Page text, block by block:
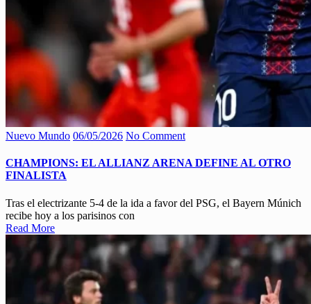
Nuevo Mundo 06/05/2026 No Comment
CHAMPIONS: EL ALLIANZ ARENA DEFINE AL OTRO
FINALISTA
Tras el electrizante 5-4 de la ida a favor del PSG, el Bayern Múnich
recibe hoy a los parisinos con
Read More